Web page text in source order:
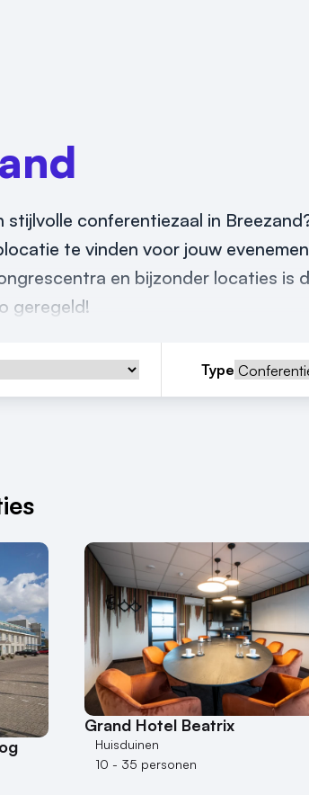
conferentiezaal in
te vinden voor jouw
en bijzonder locaties is
geregeld!
Type
Grand Hotel Beatrix
Huisduinen
10 - 35 personen